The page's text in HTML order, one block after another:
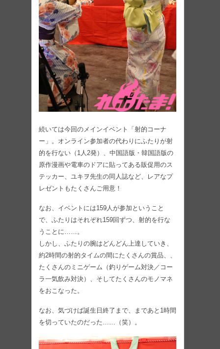
続いては今回のメインイベント「射的コーナ
ー」。オンライン参加者の代わりにふたりが射
的を行ない（1人2発）、中国語版・韓国語版の
原作漫画や電車のドアに貼ってある販促用のス
テッカー、ユキヲ先生の同人誌など、レアなプ
レゼントもたくさんご用意！
なお、イベントには159人が参加ということ
で、ふたりはそれぞれ159回ずつ、射的を行な
うことに……。
しかし、ふたりの腕はどんどん上達していき、
約2時間の射的タイムの間にたくさんの賞品、、
たくさんのミニゲーム（釣りゲーム対決／コー
ラ一気飲み対決）、そしてたくさんのモノマネ
をおこなった。
なお、気づけば誕生日終了まで、まであと1時間
を切っていたのだった……（笑）。